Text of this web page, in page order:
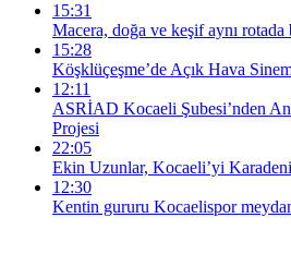
15:31
Macera, doğa ve keşif aynı rotada
15:28
Köşklüçeşme’de Açık Hava
12:11
ASRİAD Kocaeli Şubesi’nden
Projesi
22:05
Ekin Uzunlar, Kocaeli’yi
12:30
Kentin gururu Kocaelispor